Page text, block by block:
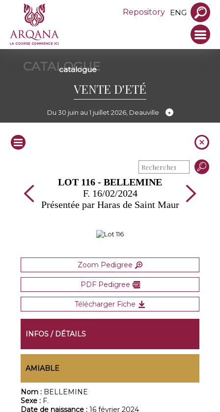
Repository ENG
CATALOGUE
catalogue
VENTE D'ETÉ
Du 30 juin au 1 juillet 2026, Deauville
LOT 116 - BELLEMINE
F. 16/02/2024
Présentée par Haras de Saint Maur
Zoom Pedigree
PDF Pedigree
Télécharger Fiche
INFOS / DÉTAILS
AMIABLE
Nom : BELLEMINE
Sexe : F.
Date de naissance :16 février 2024